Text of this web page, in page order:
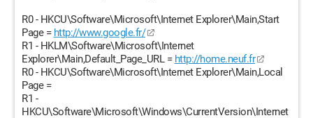
R0 - HKCU\Software\Microsoft\Internet Explorer\Main,Start
Page = http://www.google.fr/
R1 - HKLM\Software\Microsoft\Internet
Explorer\Main,Default_Page_URL = http://home.neuf.fr
R0 - HKCU\Software\Microsoft\Internet Explorer\Main,Local
Page =
R1 -
HKCU\Software\Microsoft\Windows\CurrentVersion\Internet